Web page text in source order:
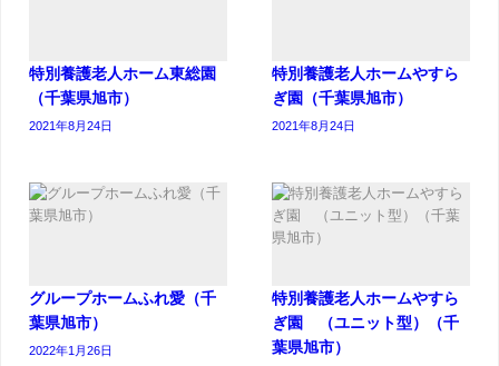
特別養護老人ホーム東総園
（千葉県旭市）
2021年8月24日
特別養護老人ホームやすら
ぎ園（千葉県旭市）
2021年8月24日
グループホームふれ愛（千
葉県旭市）
2022年1月26日
特別養護老人ホームやすら
ぎ園 （ユニット型）（千
葉県旭市）